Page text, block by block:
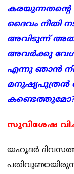
കരയുന്നതന്റെ
ദൈവം നീതി
അവിടുന്ന്
അവര്‍ക്കു
എന്നു ഞാന്‍
മനുഷ്യപുത്രന്‍
സുവിശേഷ
യഹൂദര്‍